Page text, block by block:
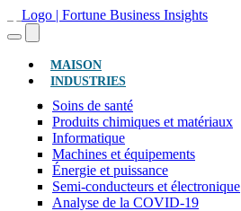
MAISON(ACTUEL)
INDUSTRIES
Soins de santé
Produits chimiques et matériaux
Informatique
Machines et équipements
Énergie et puissance
Semi-conducteurs et électronique
Analyse de la COVID-19